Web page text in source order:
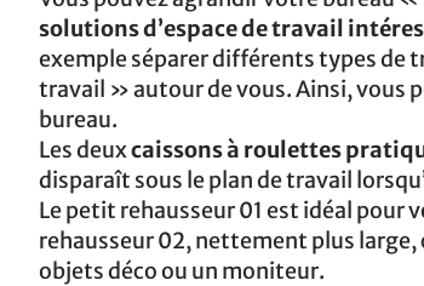
solutions d’espace de travail
exemple séparer différents types de
travail » autour de vous. Ainsi, vous
bureau.
Les deuxcaissons à roulettes
disparaît sous le plan de travail
Le petit rehausseur 01 est idéal pour
rehausseur 02, nettement plus
objets déco ou un moniteur.